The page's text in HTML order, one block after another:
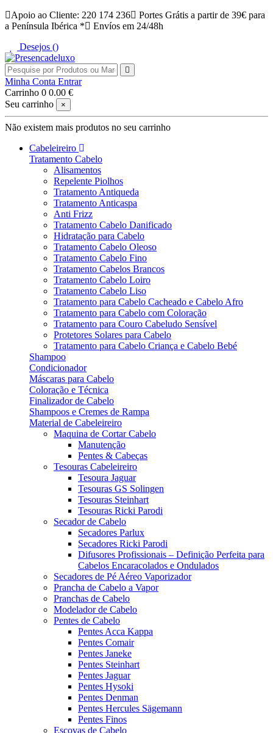
Apoio ao Cliente: 220 174 236
Portes Grátis a partir de 39€ para
a Península Ibérica *
Envíos em 24/48h
Desejos ()
Minha Conta Entrar
Carrinho 0 0.00 €
Seu carrinho
×
Não existem mais produtos no seu carrinho
Cabeleireiro
Tratamento Cabelo
Alisamentos
Repelente Piolhos
Tratamento Antiqueda
Tratamento Anticaspa
Anti Frizz
Tratamento Cabelo Danificado
Hidratação para Cabelo
Tratamento Cabelo Oleoso
Tratamento Cabelo Fino
Tratamento Cabelos Brancos
Tratamento Cabelo Loiro
Tratamento Cabelo Liso
Tratamento para Cabelo Cacheado e Cabelo Afro
Tratamento para Cabelo com Coloração
Tratamento para Couro Cabeludo Sensível
Protetores Solares para Cabelo
Tratamento para Cabelo Criança e Cabelo Bebé
Shampoo
Condicionador
Máscaras para Cabelo
Coloração e Técnica
Finalizador de Cabelo
Shampoos e Cremes de Rampa
Material de Cabeleireiro
Maquina de Cortar Cabelo
Manutenção
Pentes & Cabeças
Tesouras Cabeleireiro
Tesoura Jaguar
Tesouras GS Solingen
Tesouras Steinhart
Tesouras Ricki Parodi
Secador de Cabelo
Secadores Parlux
Secadores Ricki Parodi
Difusores Profissionais – Definição Perfeita para
Cabelos Encaracolados e Ondulados
Secadores de Pé Aéreo Vaporizador
Prancha de Cabelo a Vapor
Pranchas de Cabelo
Modelador de Cabelo
Pentes de Cabelo
Pentes Acca Kappa
Pentes Comair
Pentes Janeke
Pentes Steinhart
Pentes Jaguar
Pentes Hysoki
Pentes Denman
Pentes Hercules Sägemann
Pentes Finos
Escovas de Cabelo